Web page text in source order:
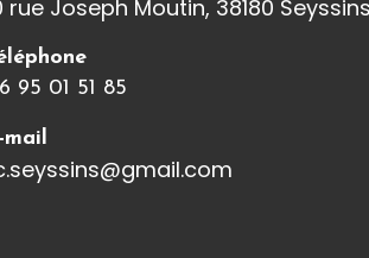
rue Joseph Moutin, 38180 Seyssins
95 01 51 85
mail